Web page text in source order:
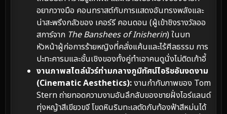
อยากวางมือ คอนทราสต์กับการแสดงอันทรงพลังและ
น่าสะพรึงกลัวของ เคอร์รี คอนดอน (ผู้เข้าชิงรางวัลออ
สการ์จาก The Banshees of Inisherin) ในบท
หัวหน้าผู้ก่อการร้ายหญิงที่คลั่งแค้นและไร้ศีลธรรม การ
ปะทะคารมและชั้นเชิงของทั้งคู่ทำเอาคนดูนั่งไม่ติดเก้าอี้
งานภาพสไตล์นัวร์ท่ามกลางภูมิทัศน์ไอริชอันงดงาม
(Cinematic Aesthetics):งานกำกับภาพของ Tom
Stern ถ่ายทอดความงามอันลึกลับของชายฝั่งไอร์แลนด์
ทุ่งหญ้าสีเขียวขจี โขดหินริมทะเลตัดกับท้องฟ้าสีหม่นได้